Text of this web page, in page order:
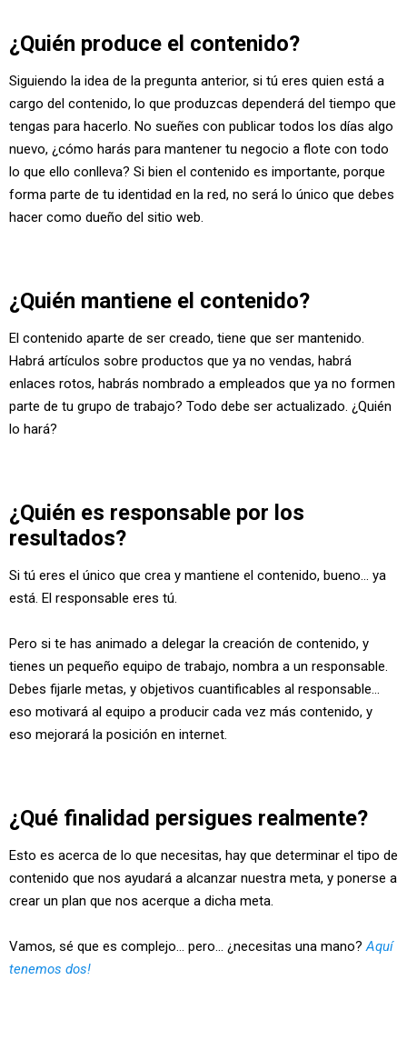
¿Quién produce el contenido?
Siguiendo la idea de la pregunta anterior, si tú eres quien está a
cargo del contenido, lo que produzcas dependerá del tiempo que
tengas para hacerlo. No sueñes con publicar todos los días algo
nuevo, ¿cómo harás para mantener tu negocio a flote con todo
lo que ello conlleva? Si bien el contenido es importante, porque
forma parte de tu identidad en la red, no será lo único que debes
hacer como dueño del sitio web.
¿Quién mantiene el contenido?
El contenido aparte de ser creado, tiene que ser mantenido.
Habrá artículos sobre productos que ya no vendas, habrá
enlaces rotos, habrás nombrado a empleados que ya no formen
parte de tu grupo de trabajo? Todo debe ser actualizado. ¿Quién
lo hará?
¿Quién es responsable por los
resultados?
Si tú eres el único que crea y mantiene el contenido, bueno... ya
está. El responsable eres tú.
Pero si te has animado a delegar la creación de contenido, y
tienes un pequeño equipo de trabajo, nombra a un responsable.
Debes fijarle metas, y objetivos cuantificables al responsable...
eso motivará al equipo a producir cada vez más contenido, y
eso mejorará la posición en internet.
¿Qué finalidad persigues realmente?
Esto es acerca de lo que necesitas, hay que determinar el tipo de
contenido que nos ayudará a alcanzar nuestra meta, y ponerse a
crear un plan que nos acerque a dicha meta.
Vamos, sé que es complejo... pero... ¿necesitas una mano?Aquí
tenemos dos!